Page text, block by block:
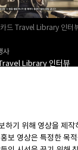
드 Travel Library 인터
사
Library 인터뷰
기 위해 영상을 제
보 영상은 특정한 목